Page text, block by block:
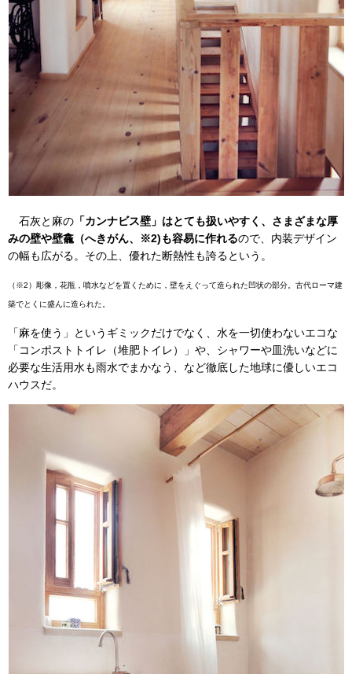
石灰と麻の 「カンナビス壁」はとても扱いやすく、さまざまな厚
みの壁や壁龕（へきがん、※2)も容易に作れるので、内装デザイン
の幅も広がる。その上、優れた断熱性も誇るという。
（※2）彫像，花瓶，噴水などを置くために，壁をえぐって造られた凹状の部分。古代ローマ建
築でとくに盛んに造られた。
「麻を使う」というギミックだけでなく、水を一切使わないエコな
「コンポストトイレ（堆肥トイレ）」や、シャワーや皿洗いなどに
必要な生活用水も雨水でまかなう、など徹底した地球に優しいエコ
ハウスだ。